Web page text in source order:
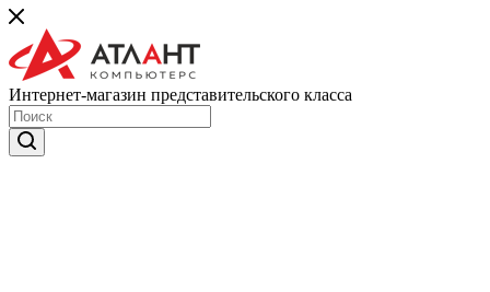
Интернет-магазин представительского класса